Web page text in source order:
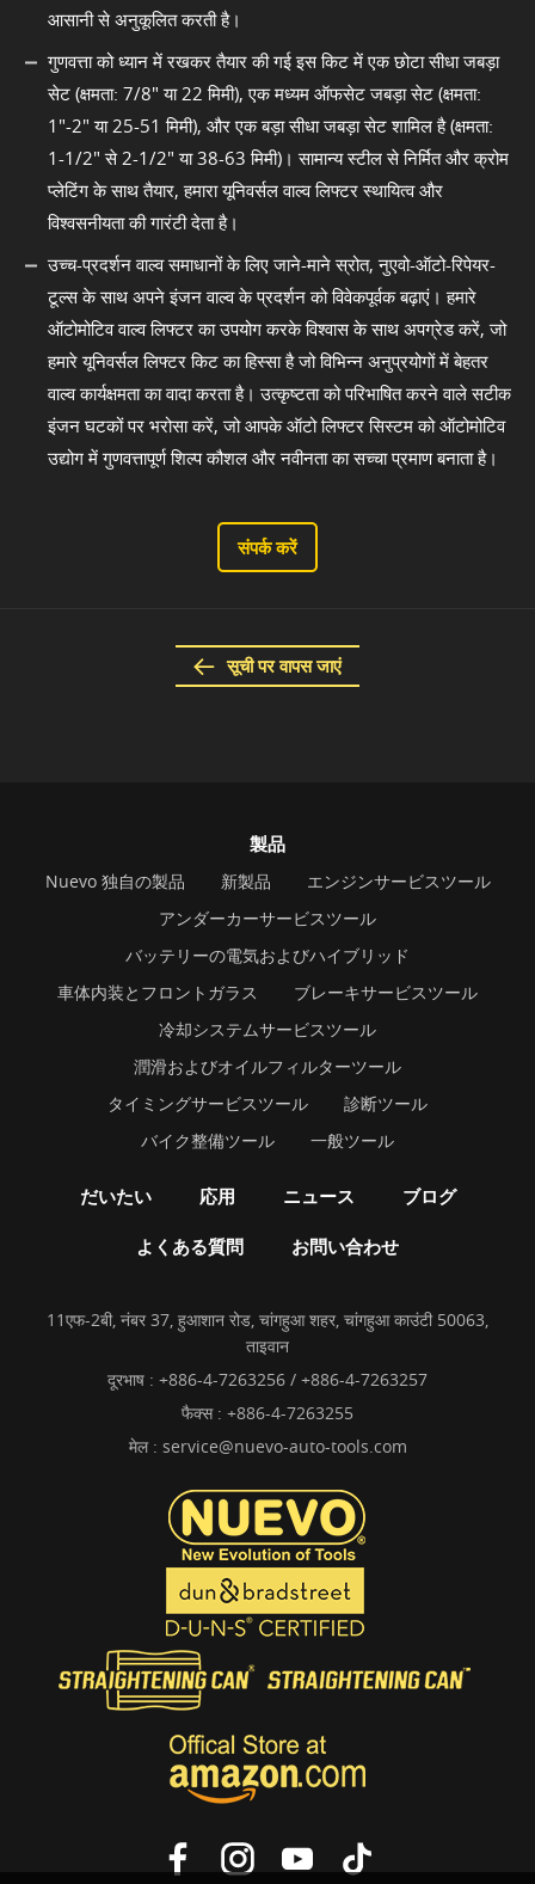
आसानी से अनुकूलित करती है।
गुणवत्ता को ध्यान में रखकर तैयार की गई इस किट में एक छोटा सीधा जबड़ा
सेट (क्षमता: 7/8" या 22 मिमी), एक मध्यम ऑफसेट जबड़ा सेट (क्षमता:
1"-2" या 25-51 मिमी), और एक बड़ा सीधा जबड़ा सेट शामिल है (क्षमता:
1-1/2" से 2-1/2" या 38-63 मिमी)। सामान्य स्टील से निर्मित और क्रोम
प्लेटिंग के साथ तैयार, हमारा यूनिवर्सल वाल्व लिफ्टर स्थायित्व और
विश्वसनीयता की गारंटी देता है।
उच्च-प्रदर्शन वाल्व समाधानों के लिए जाने-माने स्रोत, नुएवो-ऑटो-रिपेयर-
टूल्स के साथ अपने इंजन वाल्व के प्रदर्शन को विवेकपूर्वक बढ़ाएं। हमारे
ऑटोमोटिव वाल्व लिफ्टर का उपयोग करके विश्वास के साथ अपग्रेड करें, जो
हमारे यूनिवर्सल लिफ्टर किट का हिस्सा है जो विभिन्न अनुप्रयोगों में बेहतर
वाल्व कार्यक्षमता का वादा करता है। उत्कृष्टता को परिभाषित करने वाले सटीक
इंजन घटकों पर भरोसा करें, जो आपके ऑटो लिफ्टर सिस्टम को ऑटोमोटिव
उद्योग में गुणवत्तापूर्ण शिल्प कौशल और नवीनता का सच्चा प्रमाण बनाता है।
संपर्क करें
सूची पर वापस जाएं
製品
Nuevo 独自の製品 新製品
エンジンサービスツール
アンダーカーサービスツール
バッテリーの電気およびハイブリッド
車体内装とフロントガラス
ブレーキサービスツール
冷却システムサービスツール
潤滑およびオイルフィルターツール
タイミングサービスツール
診断ツール
バイク整備ツール
一般ツール
だいたい 応用 ニュース ブログ
よくある質問 お問い合わせ
11एफ-2बी, नंबर 37, हुआशान रोड, चांगहुआ शहर, चांगहुआ काउंटी 50063,
ताइवान
दूरभाष : +886-4-7263256 / +886-4-7263257
फैक्स : +886-4-7263255
मेल : service@nuevo-auto-tools.com